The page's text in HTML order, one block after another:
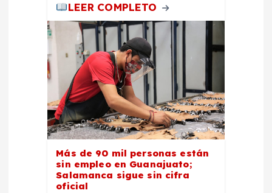
LEER COMPLETO
Más de 90 mil personas están
sin empleo en Guanajuato;
Salamanca sigue sin cifra
oficial